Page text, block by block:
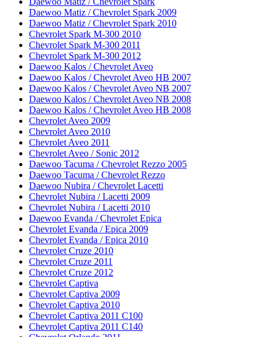
Daewoo Matiz / Chevrolet Spark 2009
Daewoo Matiz / Chevrolet Spark 2010
Chevrolet Spark M-300 2010
Chevrolet Spark M-300 2011
Chevrolet Spark M-300 2012
Daewoo Kalos / Chevrolet Aveo
Daewoo Kalos / Chevrolet Aveo HB 2007
Daewoo Kalos / Chevrolet Aveo NB 2007
Daewoo Kalos / Chevrolet Aveo NB 2008
Daewoo Kalos / Chevrolet Aveo HB 2008
Chevrolet Aveo 2009
Chevrolet Aveo 2010
Chevrolet Aveo 2011
Chevrolet Aveo / Sonic 2012
Daewoo Tacuma / Chevrolet Rezzo 2005
Daewoo Tacuma / Chevrolet Rezzo
Daewoo Nubira / Chevrolet Lacetti
Chevrolet Nubira / Lacetti 2009
Chevrolet Nubira / Lacetti 2010
Daewoo Evanda / Chevrolet Epica
Chevrolet Evanda / Epica 2009
Chevrolet Evanda / Epica 2010
Chevrolet Cruze 2010
Chevrolet Cruze 2011
Chevrolet Cruze 2012
Chevrolet Captiva
Chevrolet Captiva 2009
Chevrolet Captiva 2010
Chevrolet Captiva 2011 C100
Chevrolet Captiva 2011 C140